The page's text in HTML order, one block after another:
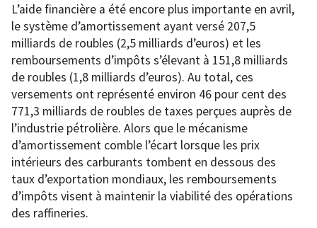
L’aide financière a été encore plus importante en avril,
le système d’amortissement ayant versé 207,5
milliards de roubles (2,5 milliards d’euros) et les
remboursements d’impôts s’élevant à 151,8 milliards
de roubles (1,8 milliards d’euros). Au total, ces
versements ont représenté environ 46 pour cent des
771,3 milliards de roubles de taxes perçues auprès de
l’industrie pétrolière. Alors que le mécanisme
d’amortissement comble l’écart lorsque les prix
intérieurs des carburants tombent en dessous des
taux d’exportation mondiaux, les remboursements
d’impôts visent à maintenir la viabilité des opérations
des raffineries.